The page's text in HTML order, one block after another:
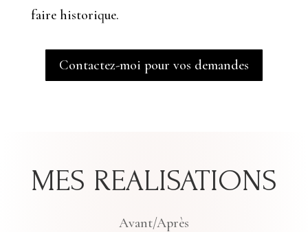
faire historique.
Contactez-moi pour vos demandes
MES REALISATIONS
Avant/Après